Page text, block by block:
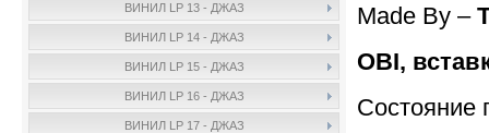
ВИНИЛ LP 13 - ДЖАЗ
ВИНИЛ LP 14 - ДЖАЗ
ВИНИЛ LP 15 - ДЖАЗ
ВИНИЛ LP 16 - ДЖАЗ
ВИНИЛ LP 17 - ДЖАЗ
Made By –
OBI,
Состояние